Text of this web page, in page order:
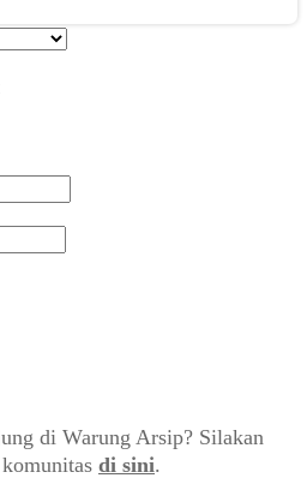
di Warung Arsip? Silakan
di sini.